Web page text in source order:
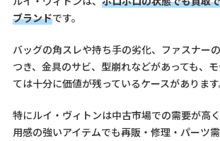
ブランドです。
バッグの角スレや持ち手の劣化、ファスナー
つき、金具のサビ、型崩れなどがあっても、
ては十分に価値が残っているケースがあります
特にルイ・ヴィトンは中古市場での需要が高
用感の強いアイテムでも再販・修理・パーツ